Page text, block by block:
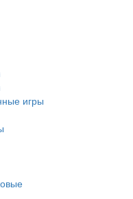
игры